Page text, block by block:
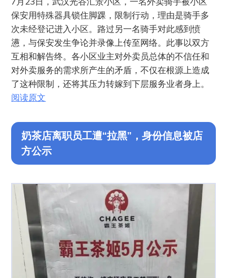
保安用特殊器具锁住脚踝，限制行动，理由是骑手多
次未经登记进入小区。路过另一名骑手对此感到愤
懑，与保安发生争论并录像上传至网络。此事以双方
互相和解告终。各小区业主对外卖员总体的不信任和
对外卖服务的需求所产生的矛盾，不仅在根源上造成
了这种限制，还将其压力转嫁到下层服务业者身上。
阅读原文
奶茶店离职员工遭“拉黑”，身份信息被店
方公示